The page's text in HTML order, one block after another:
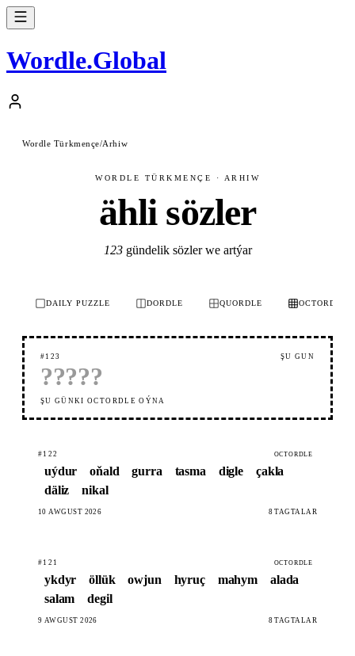
Wordle.Global
Wordle Türkmençe/Arhiw
WORDLE TÜRKMENÇE · ARHIW
ähli sözler
123gündelik sözler we artýar
DAILY PUZZLE DORDLE QUORDLE OCTORDLE
#123 ŞU GÜN
?????
ŞU GÜNKI OCTORDLE OÝNA
#122 OCTORDLE
uýdur oňald gurra tasma digle
çakla
däliz
nikal
10 AWGUST 2026 8 TAGTALAR
#121 OCTORDLE
ykdyr öllük owjun hyruç mahym
alada
salam
degil
9 AWGUST 2026 8 TAGTALAR